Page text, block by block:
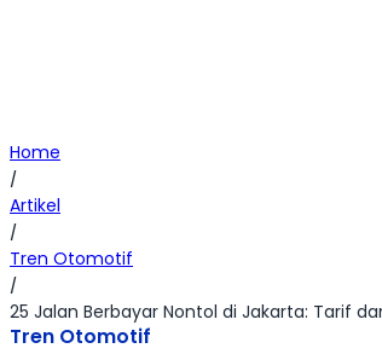
Home
/
Artikel
/
Tren Otomotif
/
25 Jalan Berbayar Nontol di Jakarta: Tarif
Tren Otomotif